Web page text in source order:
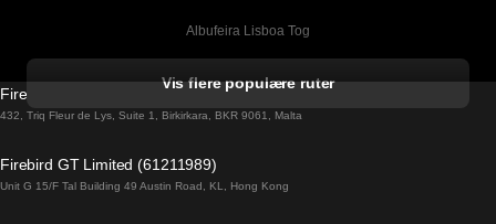
Albufeira Lisboa Tog
Barcelona Madrid Tog
Barcelona Sevilla Tog
Vis flere populære ruter
Firebird GT Limited (OC 1451)
432, Triq Fleur de Lys, Suite 1, Birkirkara, BKR 9061, Malta
Firebird GT Limited (61211989)
Unit G 15/F Tal Building 49 Austin Road, KL, Hong Kong